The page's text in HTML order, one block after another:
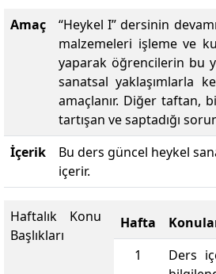
Amaç
“Heykel I” dersinin
malzemeleri işleme ve
yaparak öğrencilerin bu
sanatsal yaklaşımlarla
amaçlanır. Diğer taftan,
tartışan ve saptadığı
İçerik
Bu ders güncel heykel
içerir.
Haftalık Konu
Başlıkları
Hafta
1
Ders